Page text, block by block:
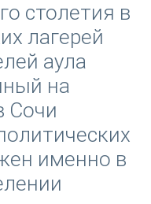
столетия в
лагерей
аула
на
Сочи
именно в